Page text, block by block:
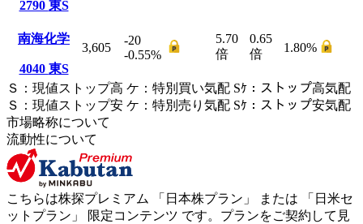
2790 東S
南海化学
4040 東S
3,605
-20
-0.55%
5.70
倍
0.65
倍
1.80%
Ｓ ： 現値ストップ高 ケ ： 特別買い気配 Sｹ ： ストップ高気配
Ｓ ： 現値ストップ安 ケ ： 特別売 り 気配 Sｹ ： ストップ安気配
市場略称について
流動性について
こちらは株探プレミアム 「 日本株プラン 」 または 「 日米セ
ットプラン 」 限定コンテンツ です。プランをご契約して見